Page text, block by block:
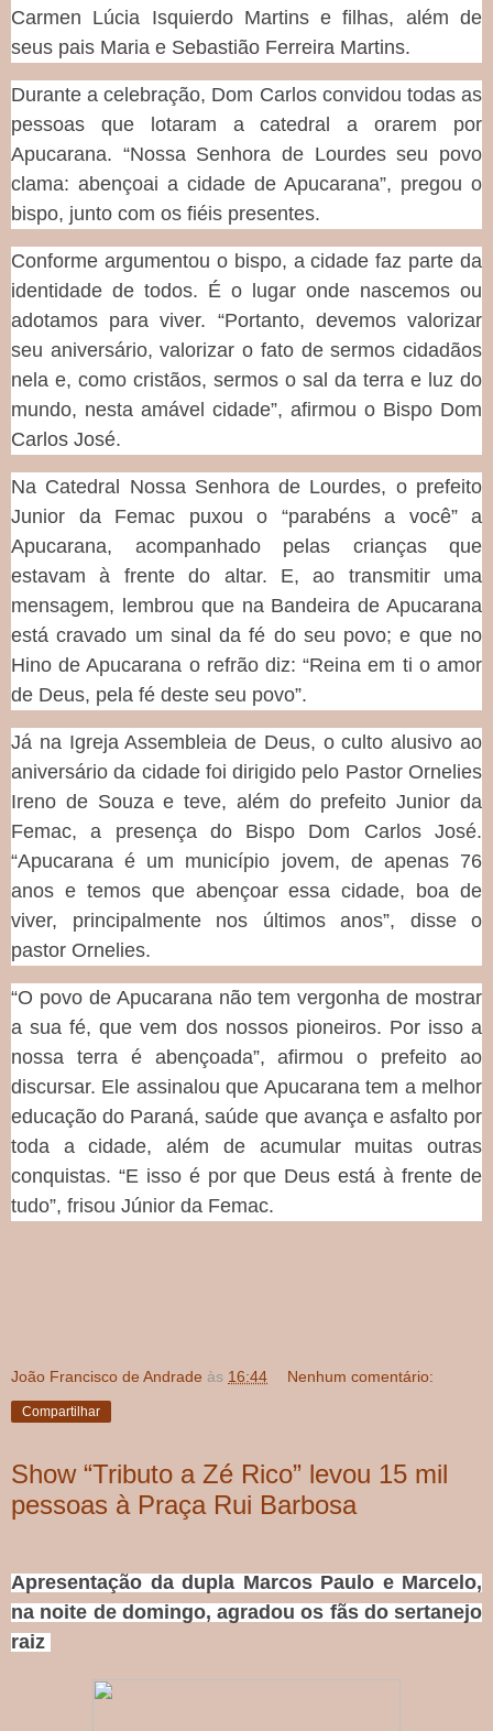
Carmen Lúcia Isquierdo Martins e filhas, além de
seus pais Maria e Sebastião Ferreira Martins.
Durante a celebração, Dom Carlos convidou todas as
pessoas que lotaram a catedral a orarem por
Apucarana. “Nossa Senhora de Lourdes seu povo
clama: abençoai a cidade de Apucarana”, pregou o
bispo, junto com os fiéis presentes.
Conforme argumentou o bispo, a cidade faz parte da
identidade de todos. É o lugar onde nascemos ou
adotamos para viver. “Portanto, devemos valorizar
seu aniversário, valorizar o fato de sermos cidadãos
nela e, como cristãos, sermos o sal da terra e luz do
mundo, nesta amável cidade”, afirmou o Bispo Dom
Carlos José.
Na Catedral Nossa Senhora de Lourdes, o prefeito
Junior da Femac puxou o “parabéns a você” a
Apucarana, acompanhado pelas crianças que
estavam à frente do altar. E, ao transmitir uma
mensagem, lembrou que na Bandeira de Apucarana
está cravado um sinal da fé do seu povo; e que no
Hino de Apucarana o refrão diz: “Reina em ti o amor
de Deus, pela fé deste seu povo”.
Já na Igreja Assembleia de Deus, o culto alusivo ao
aniversário da cidade foi dirigido pelo Pastor Ornelies
Ireno de Souza e teve, além do prefeito Junior da
Femac, a presença do Bispo Dom Carlos José.
“Apucarana é um município jovem, de apenas 76
anos e temos que abençoar essa cidade, boa de
viver, principalmente nos últimos anos”, disse o
pastor Ornelies.
“O povo de Apucarana não tem vergonha de mostrar
a sua fé, que vem dos nossos pioneiros. Por isso a
nossa terra é abençoada”, afirmou o prefeito ao
discursar. Ele assinalou que Apucarana tem a melhor
educação do Paraná, saúde que avança e asfalto por
toda a cidade, além de acumular muitas outras
conquistas. “E isso é por que Deus está à frente de
tudo”, frisou Júnior da Femac.
João Francisco de Andrade às 16:44 Nenhum comentário:
Compartilhar
Show “Tributo a Zé Rico” levou 15 mil
pessoas à Praça Rui Barbosa
Apresentação da dupla Marcos Paulo e Marcelo,
na noite de domingo, agradou os fãs do sertanejo
raiz